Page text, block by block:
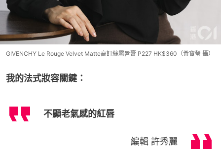
GIVENCHY Le Rouge Velvet Matte高訂絲霧唇膏 P227 HK$360（黃寶瑩 攝）
我的法式妝容關鍵：
不顯老氣感的紅唇
編輯 許秀麗